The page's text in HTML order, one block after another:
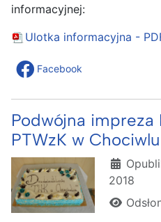
informacyjnej:
Ulotka informacyjna -
Facebook
Podwójna impreza
PTWzK w Chociwlu
2018